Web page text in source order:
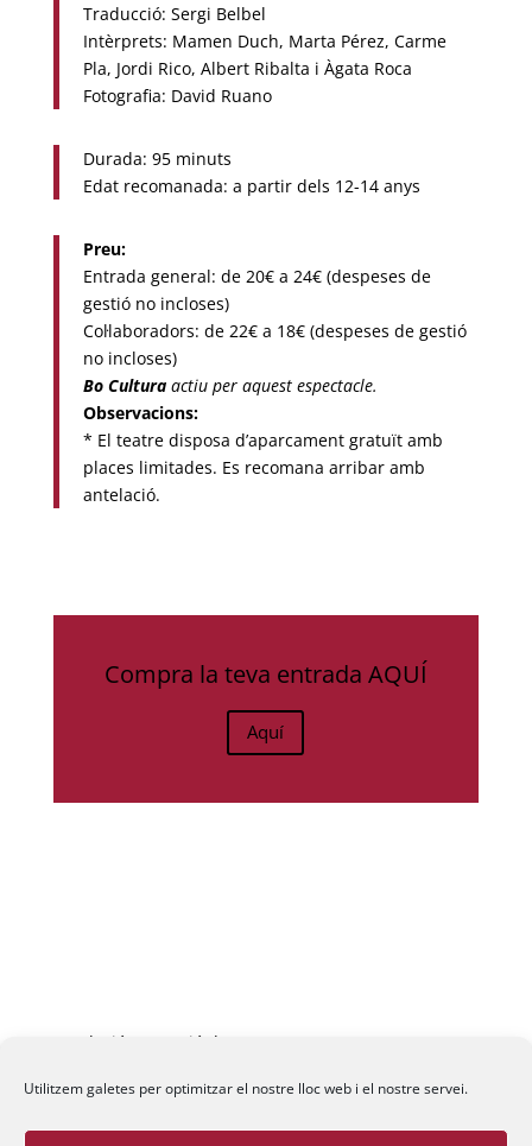
Utilitzem galetes per optimitzar el nostre lloc web i el nostre servei.
Traducció: Sergi Belbel
Intèrprets: Mamen Duch, Marta Pérez, Carme
Pla, Jordi Rico, Albert Ribalta i Àgata Roca
Fotografia: David Ruano
Durada: 95 minuts
Edat recomanada: a partir dels 12-14 anys
Preu:
Entrada general: de 20€ a 24€ (despeses de
gestió no incloses)
Col·laboradors: de 22€ a 18€ (despeses de gestió
no incloses)
Bo Culturaactiu per aquest espectacle.
Observacions:
* El teatre disposa d’aparcament gratuït amb
places limitades. Es recomana arribar amb
antelació.
Compra la teva entrada AQUÍ
Aquí
Fundació La Passió d’Esparreguera, 2026